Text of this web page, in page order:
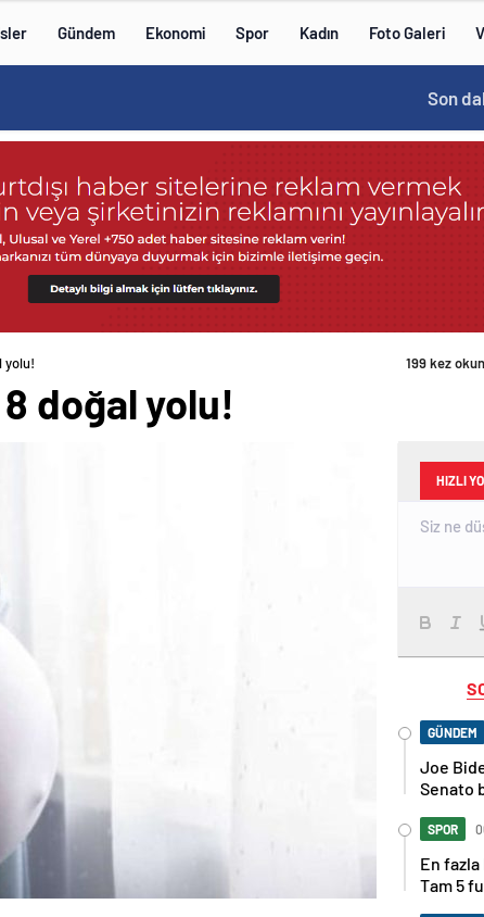
Gündem Ekonomi Spor Kadın Foto Galeri
Son
yolu! 199 kez
8 doğal yolu!
HIZLI
GÜNDEM
Joe
Senato
SPOR
En fazla
Tam 5